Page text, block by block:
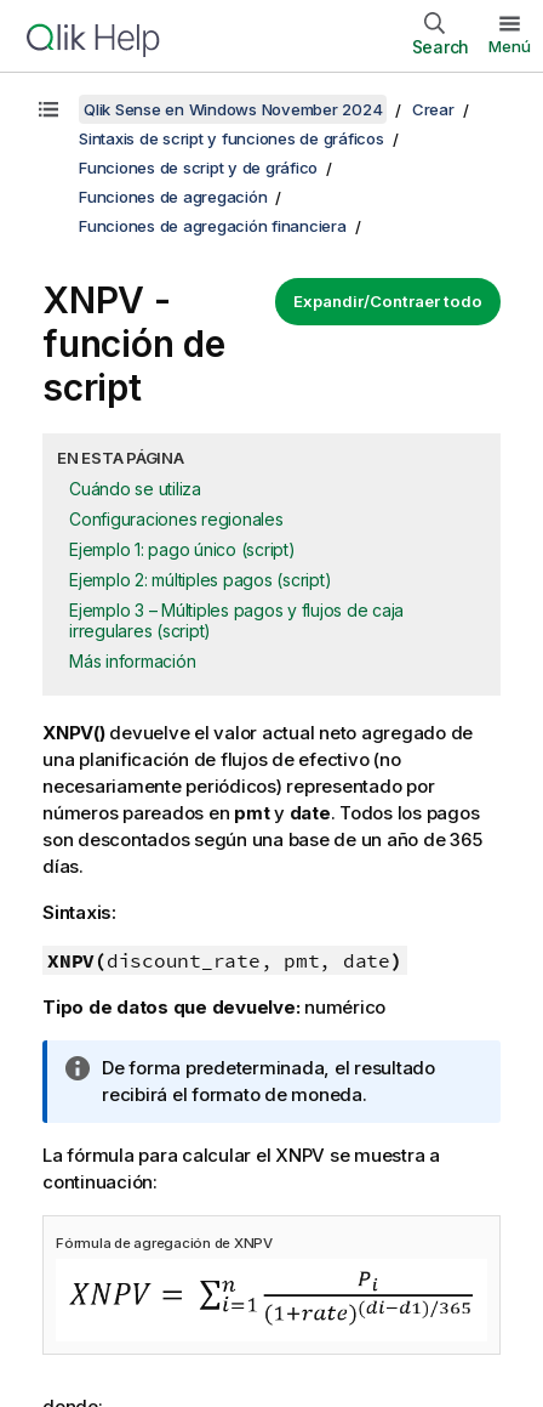
Search Menú
Qlik Sense en Windows November 2024
Crear
Sintaxis de script y funciones de gráficos
Funciones de script y de gráfico
Funciones de agregación
Funciones de agregación financiera
Expandir/Contraer todo
XNPV -
función de
script
EN ESTA PÁGINA
Cuándo se utiliza
Configuraciones regionales
Ejemplo 1: pago único (script)
Ejemplo 2: múltiples pagos (script)
Ejemplo 3 – Múltiples pagos y flujos de caja
irregulares (script)
Más información
XNPV()devuelve el valor actual neto agregado de
una planificación de flujos de efectivo (no
necesariamente periódicos) representado por
números pareados en pmty date. Todos los pagos
son descontados según una base de un año de 365
días.
Sintaxis:
XNPV(discount_rate, pmt, date)
Tipo de datos que devuelve: numérico
N
o
a
i
o
r
m
t
De forma predeterminada, el resultado
recibirá el formato de moneda.
La fórmula para calcular el XNPV se muestra a
continuación:
Fórmula de agregación de XNPV